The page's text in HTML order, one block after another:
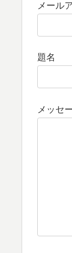
メール
題名
メッセ